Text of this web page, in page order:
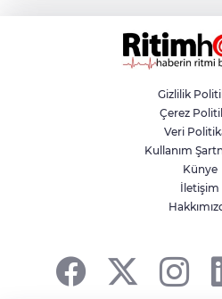
Nilüfer'de yaya
kapsamlı
Yazın en
Market'te
Yıldırım'da yaz
Gizlilik
Çerez
Veri
Kullanım
Künye
İletişim